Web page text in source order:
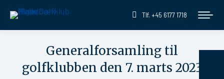
Tlf. +45 6177 1718
Generalforsamling til
golfklubben den 7. marts 2023